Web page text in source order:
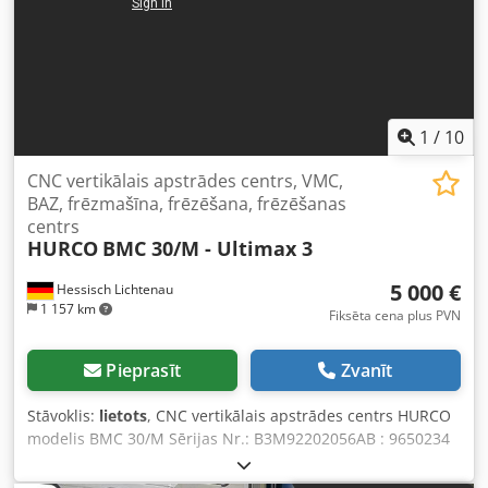
1 / 10
Hessisch Lichtenau
1 157 km
CNC vertikālais apstrādes centrs, VMC,
BAZ, frēzmašīna, frēzēšana, frēzēšanas
centrs
HURCO BMC 30/M - Ultimax 3
5 000 €
Fiksēta cena plus PVN
Pieprasīt Zvanīt
Stāvoklis: lietots, CNC vertikālais apstrādes centrs HURCO
modelis BMC 30/M Sērijas Nr.: B3M92202056AB : 9650234
Ražošanas gads: 1996 CNC kontūra vadība Ultimax 3